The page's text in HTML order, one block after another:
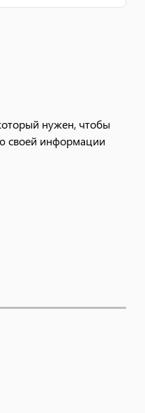
нужен, чтобы
своей информации